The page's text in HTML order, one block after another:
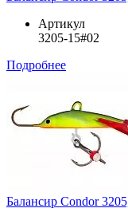
Артикул
3205-15#02
Подробнее
Балансир Condor